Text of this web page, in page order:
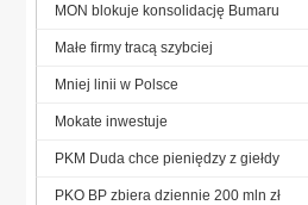
MON blokuje konsolidację Bumaru
Małe firmy tracą szybciej
Mniej linii w Polsce
Mokate inwestuje
PKM Duda chce pieniędzy z giełdy
PKO BP zbiera dziennie 200 mln zł